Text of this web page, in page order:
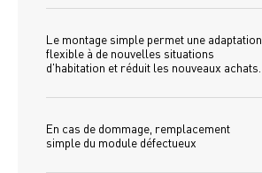
Le montage simple permet une adaptation
flexible à de nouvelles situations
d'habitation et réduit les nouveaux achats.
En cas de dommage, remplacement
simple du module défectueux